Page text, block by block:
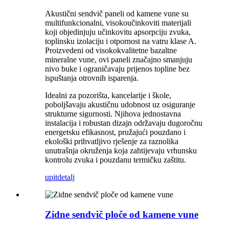
Akustični sendvič paneli od kamene vune su
multifunkcionalni, visokoučinkoviti materijali
koji objedinjuju učinkovitu apsorpciju zvuka,
toplinsku izolaciju i otpornost na vatru klase A.
Proizvedeni od visokokvalitetne bazaltne
mineralne vune, ovi paneli značajno smanjuju
nivo buke i ograničavaju prijenos topline bez
ispuštanja otrovnih isparenja.
Idealni za pozorišta, kancelarije i škole,
poboljšavaju akustičnu udobnost uz osiguranje
strukturne sigurnosti. Njihova jednostavna
instalacija i robustan dizajn održavaju dugoročnu
energetsku efikasnost, pružajući pouzdano i
ekološki prihvatljivo rješenje za raznolika
unutrašnja okruženja koja zahtijevaju vrhunsku
kontrolu zvuka i pouzdanu termičku zaštitu.
upitdetalj
Zidne sendvič ploče od kamene vune